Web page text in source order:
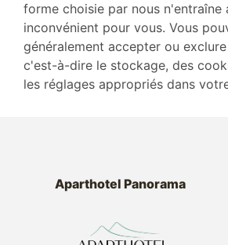
forme choisie par nous n'entraîne
inconvénient pour vous. Vous
généralement accepter ou
c'est-à-dire le stockage, des
les réglages appropriés dans
Aparthotel Panorama